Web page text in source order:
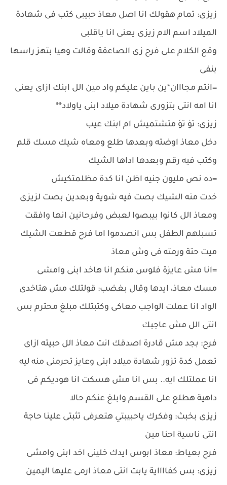
زيزى: تمام هقولك انا اصل معاذ حبيبى كتب فى شهادة
الميلاد اسم الام زيزى يعنى انا ياقلبى
وقع الكلام على فرح زى الصاعقة وقالت وهيا بتهز راسها
بنفى
=انتم مجااان*ين باين عليكم واد مين الل ابنك ازاى يعنى
انا امه انتى بتزورى شهادة ميلاد ابنى ياولاد**
زيزى: تؤ تؤ متشتميش ام ابنك عيب
دخل معاذ اوضته وبعدها طلع ومعاه شيك مسك قلم
وكتب فيه رقم وبعدها اداها الشيك
=ده نص مليون جنيه اظن انا كدة مظلمتكيش
خدت منه الشيك بصت فيه شوية وبعدين بصت لزيزى
ومعاذ الل كانوا بيبصوا لعبض وفرحانين انها وافقت
تسبلهم الطفل بس انصدموا اما فرح قطعت الشيك
ميت حتة ورمته فى وش معاذ
=انا مش عايزة فلوس منكم انا هاخد ابنى وامشى
مسك معاذ، ايدها وقال بغضب: قولتلك مش هتاخدى
الواد انا عملت الواجب معاكى وكتبتلك مبلغ محترم بس
انتى الل مش عاجبك
فرح: بجد مش قادرة اصدقك انت معاذ الل حبيته ازاى
تعمل كدة تزور شهادة ميلاد ابنى وعايز تحرمنى منه ليه
انا عملتلك ايه.. بس انا مش هسكت انا هوديكم فى
داهية هطلع على القسم وابلغ عنكم حالا
زيزى بخبث: وفكرك ياحبيبتي هتعرفى تثبتى علينا حاجة
انتى ناسية احنا مين
فرح بعياط: معاذ ابوس ايدك خلينى اخد ابنى وامشى
زيزى: بس كفااااية يابت انتى معاذ ارمى عليها اليمين